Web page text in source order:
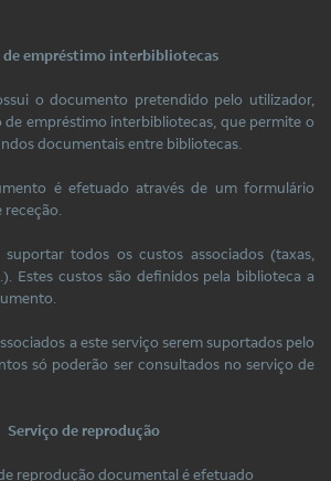
de empréstimo interbibliotecas
o documento pretendido pelo utilizador,
de empréstimo interbibliotecas, que permite o
documentais entre bibliotecas.
é efetuado através de um formulário
todos os custos associados (taxas,
Estes custos são definidos pela biblioteca a
a este serviço serem suportados pelo
só poderão ser consultados no serviço de
Serviço de reprodução
reprodução documental é efetuado